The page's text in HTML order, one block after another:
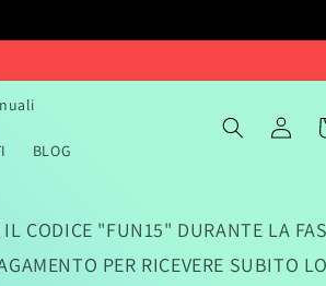
BLOG
Accedi
IL CODICE "FUN15" DURANTE LA
PER RICEVERE SUBITO LO